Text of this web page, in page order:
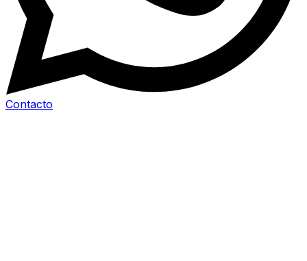
Contacto